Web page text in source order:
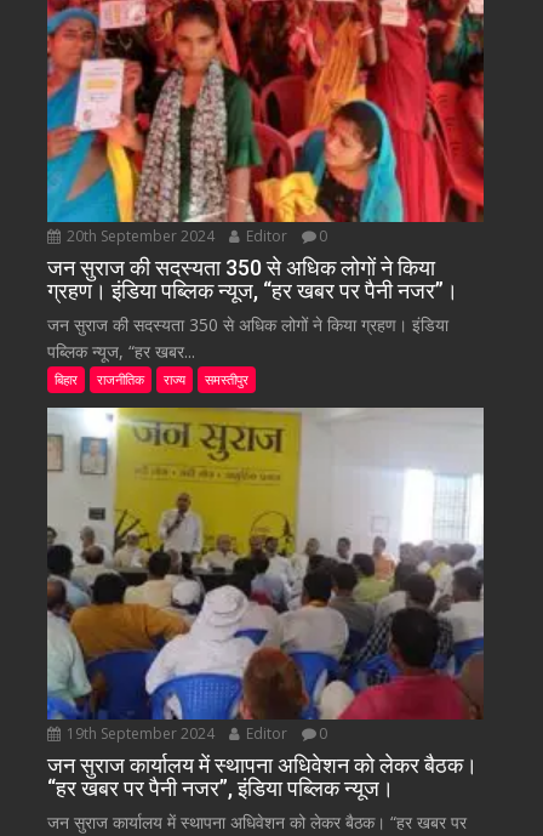
20th September 2024 Editor 0
जन सुराज की सदस्यता 350 से अधिक लोगों ने किया
ग्रहण। इंडिया पब्लिक न्यूज, “हर खबर पर पैनी नजर”।
जन सुराज की सदस्यता 350 से अधिक लोगों ने किया ग्रहण। इंडिया
पब्लिक न्यूज, “हर खबर...
बिहार राजनीतिक राज्य समस्तीपुर
19th September 2024 Editor 0
जन सुराज कार्यालय में स्थापना अधिवेशन को लेकर बैठक।
“हर खबर पर पैनी नजर”, इंडिया पब्लिक न्यूज।
जन सुराज कार्यालय में स्थापना अधिवेशन को लेकर बैठक। “हर खबर पर